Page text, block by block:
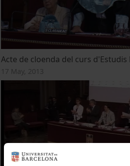
Acte de cloenda del curs d'Estudis
17 May, 2013